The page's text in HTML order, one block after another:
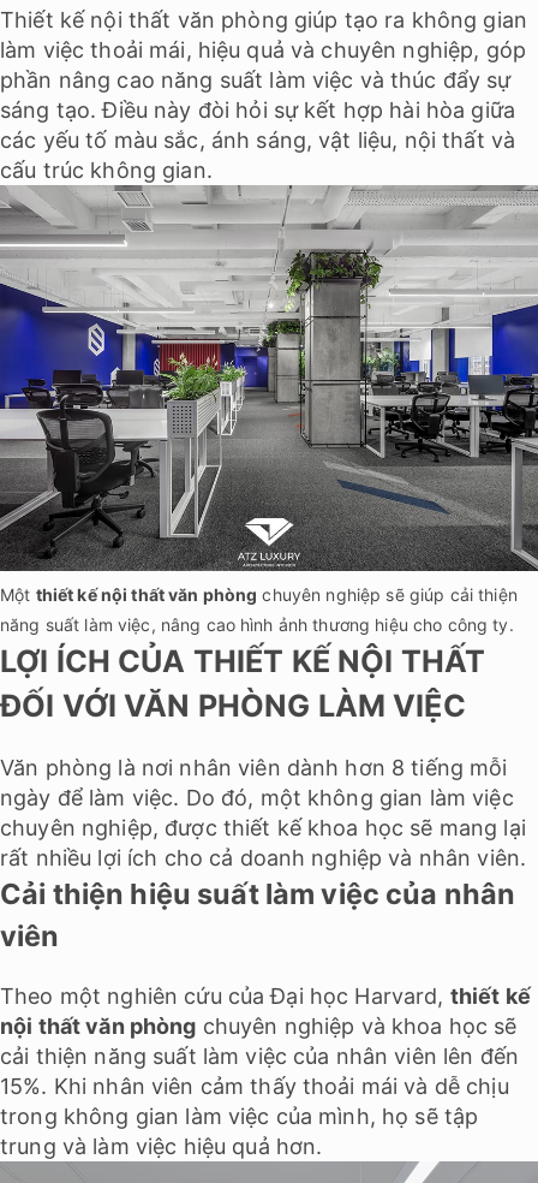
Thiết kế nội thất văn phòng giúp tạo ra không gian
làm việc thoải mái, hiệu quả và chuyên nghiệp, góp
phần nâng cao năng suất làm việc và thúc đẩy sự
sáng tạo. Điều này đòi hỏi sự kết hợp hài hòa giữa
các yếu tố màu sắc, ánh sáng, vật liệu, nội thất và
cấu trúc không gian.
Một thiết kế nội thất văn phòng chuyên nghiệp sẽ giúp cải thiện
năng suất làm việc, nâng cao hình ảnh thương hiệu cho công ty.
LỢI ÍCH CỦA THIẾT KẾ NỘI THẤT
ĐỐI VỚI VĂN PHÒNG LÀM VIỆC
Văn phòng là nơi nhân viên dành hơn 8 tiếng mỗi
ngày để làm việc. Do đó, một không gian làm việc
chuyên nghiệp, được thiết kế khoa học sẽ mang lại
rất nhiều lợi ích cho cả doanh nghiệp và nhân viên.
Cải thiện hiệu suất làm việc của nhân
viên
Theo một nghiên cứu của Đại học Harvard, thiết kế
nội thất văn phòng chuyên nghiệp và khoa học sẽ
cải thiện năng suất làm việc của nhân viên lên đến
15%. Khi nhân viên cảm thấy thoải mái và dễ chịu
trong không gian làm việc của mình, họ sẽ tập
trung và làm việc hiệu quả hơn.